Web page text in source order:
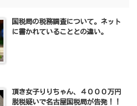
国税局の税務調査について。ネット
に書かれていることとの違い。
頂き女子りりちゃん、４０００万円
脱税疑いで名古屋国税局が告発！！